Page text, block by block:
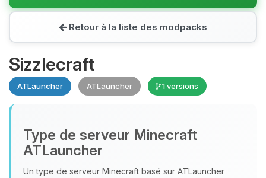
Retour à la liste des modpacks
Sizzlecraft
ATLauncher ATLauncher 1 versions
Type de serveur Minecraft
ATLauncher
Un type de serveur Minecraft basé sur ATLauncher